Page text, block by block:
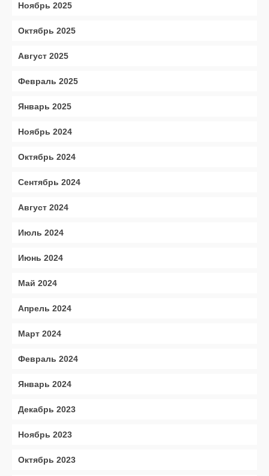
Ноябрь 2025
Октябрь 2025
Август 2025
Февраль 2025
Январь 2025
Ноябрь 2024
Октябрь 2024
Сентябрь 2024
Август 2024
Июль 2024
Июнь 2024
Май 2024
Апрель 2024
Март 2024
Февраль 2024
Январь 2024
Декабрь 2023
Ноябрь 2023
Октябрь 2023